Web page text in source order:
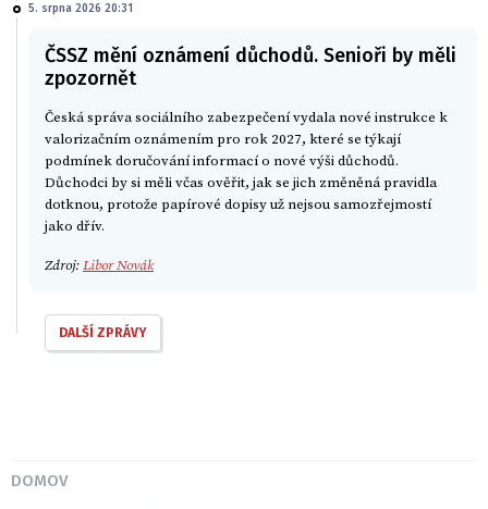
5. srpna 2026 20:31
ČSSZ mění oznámení důchodů. Senioři by měli
zpozornět
Česká správa sociálního zabezpečení vydala nové instrukce k
valorizačním oznámením pro rok 2027, které se týkají
podmínek doručování informací o nové výši důchodů.
Důchodci by si měli včas ověřit, jak se jich změněná pravidla
dotknou, protože papírové dopisy už nejsou samozřejmostí
jako dřív.
Zdroj:Libor Novák
DALŠÍ ZPRÁVY
DOMOV